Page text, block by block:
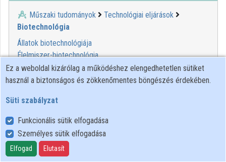
Műszaki tudományok
Technológiai eljárások
Biotechnológia
Állatok biotechnológiája
Élelmiszer-biotechnológia
Feldolgozó műveletek (Biotechnológia)
Nanobiotechnológia
Szövetbankok
00:56:57
Ez a weboldal kizárólag a működéshez elengedhetetlen sütiket
használ a biztonságos és zökkenőmentes böngészés érdekében.
Süti szabályzat
Funkcionális sütik elfogadása
Személyes sütik elfogadása
Elfogad Elutasít